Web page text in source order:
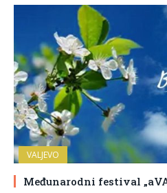
VALJEVO
Međunarodni festival